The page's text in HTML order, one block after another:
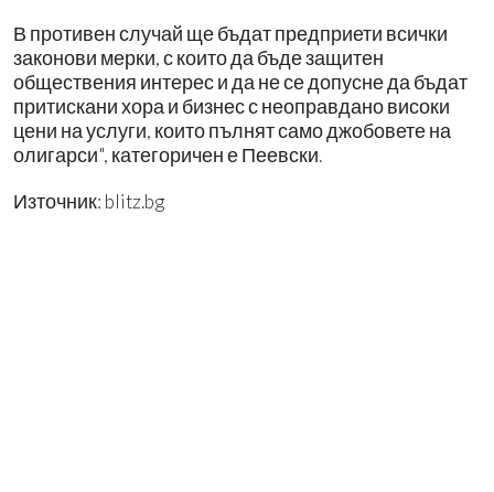
В противен случай ще бъдат предприети всички
законови мерки, с които да бъде защитен
обществения интерес и да не се допусне да бъдат
притискани хора и бизнес с неоправдано високи
цени на услуги, които пълнят само джобовете на
олигарси", категоричен е Пеевски.
Източник: blitz.bg